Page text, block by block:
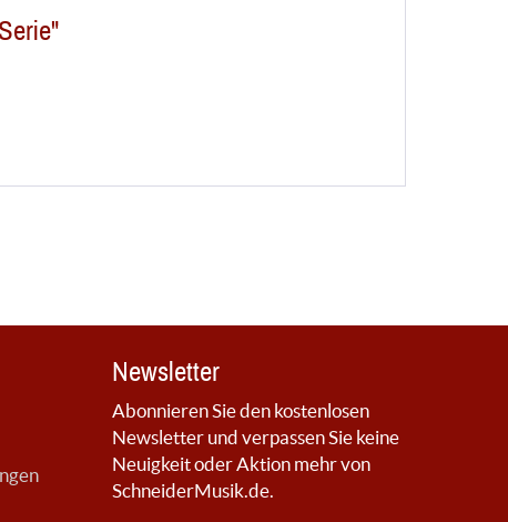
Newsletter
Abonnieren Sie den kostenlosen
Newsletter und verpassen Sie keine
Neuigkeit oder Aktion mehr von
SchneiderMusik.de.